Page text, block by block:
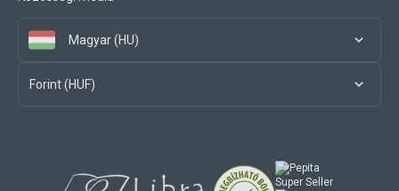
Magyar (HU)
Forint (HUF)